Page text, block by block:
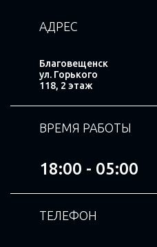
АДРЕС
Благовещенск
ул. Горького
118, 2 этаж
ВРЕМЯ РАБОТЫ
18:00 - 05:00
ТЕЛЕФОН